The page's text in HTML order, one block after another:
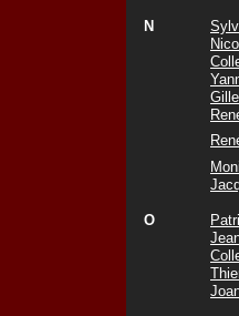
N
O